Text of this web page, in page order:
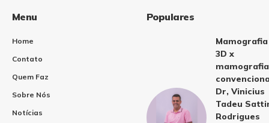
Menu
Home
Contato
Quem Faz
Sobre Nós
Notícias
Populares
Mamografia
3D x
mamografia
Dr, Vinicius
Tadeu
Rodrigues